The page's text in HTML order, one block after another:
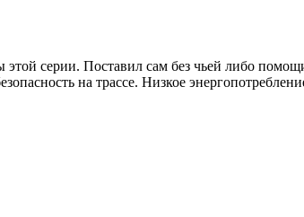
серии. Поставил сам без чьей либо
на трассе. Низкое